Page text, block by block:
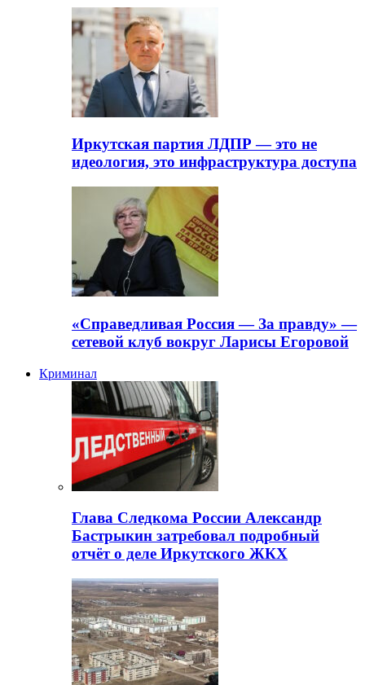
Иркутская партия ЛДПР — это не
идеология, это инфраструктура доступа
«Справедливая Россия — За правду» —
сетевой клуб вокруг Ларисы Егоровой
Криминал
Глава Следкома России Александр
Бастрыкин затребовал подробный
отчёт о деле Иркутского ЖКХ